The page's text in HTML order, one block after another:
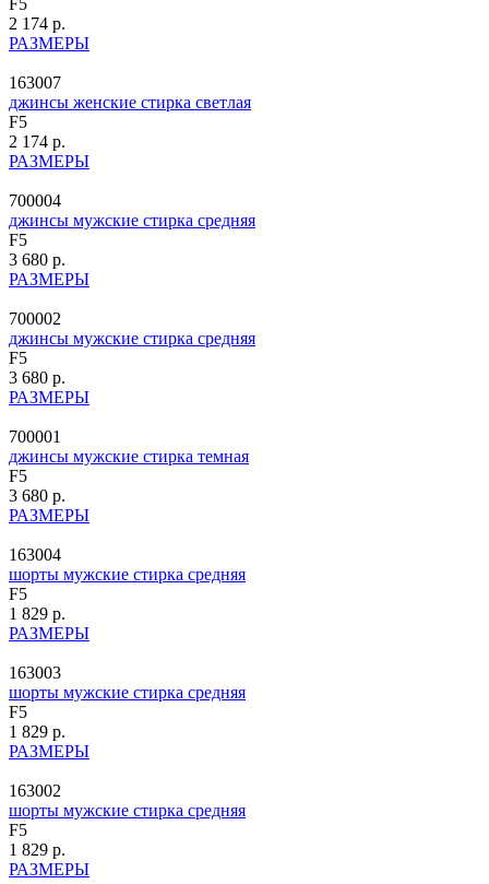
2 174 р.
РАЗМЕРЫ
163007
джинсы женские стирка светлая
F5
2 174 р.
РАЗМЕРЫ
700004
джинсы мужские стирка средняя
F5
3 680 р.
РАЗМЕРЫ
700002
джинсы мужские стирка средняя
F5
3 680 р.
РАЗМЕРЫ
700001
джинсы мужские стирка темная
F5
3 680 р.
РАЗМЕРЫ
163004
шорты мужские стирка средняя
F5
1 829 р.
РАЗМЕРЫ
163003
шорты мужские стирка средняя
F5
1 829 р.
РАЗМЕРЫ
163002
шорты мужские стирка средняя
F5
1 829 р.
РАЗМЕРЫ